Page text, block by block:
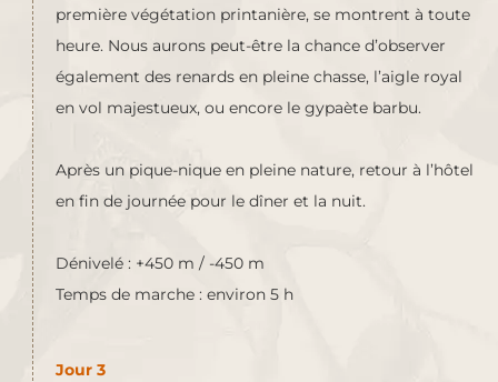
première végétation printanière, se montrent à toute
heure. Nous aurons peut-être la chance d’observer
également des renards en pleine chasse, l’aigle royal
en vol majestueux, ou encore le gypaète barbu.
Après un pique-nique en pleine nature, retour à l’hôtel
en fin de journée pour le dîner et la nuit.
Dénivelé : +450 m / -450 m
Temps de marche : environ 5 h
Jour 3